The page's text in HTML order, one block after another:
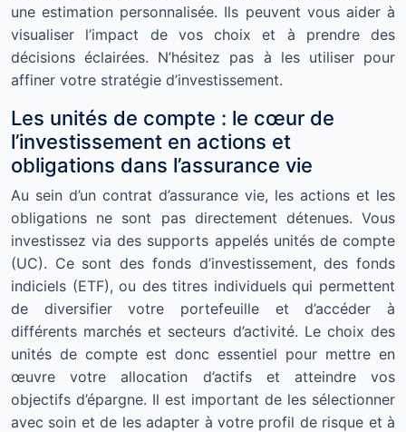
une estimation personnalisée. Ils peuvent vous aider à
visualiser l’impact de vos choix et à prendre des
décisions éclairées. N’hésitez pas à les utiliser pour
affiner votre stratégie d’investissement.
Les unités de compte : le cœur de
l’investissement en actions et
obligations dans l’assurance vie
Au sein d’un contrat d’assurance vie, les actions et les
obligations ne sont pas directement détenues. Vous
investissez via des supports appelés unités de compte
(UC). Ce sont des fonds d’investissement, des fonds
indiciels (ETF), ou des titres individuels qui permettent
de diversifier votre portefeuille et d’accéder à
différents marchés et secteurs d’activité. Le choix des
unités de compte est donc essentiel pour mettre en
œuvre votre allocation d’actifs et atteindre vos
objectifs d’épargne. Il est important de les sélectionner
avec soin et de les adapter à votre profil de risque et à